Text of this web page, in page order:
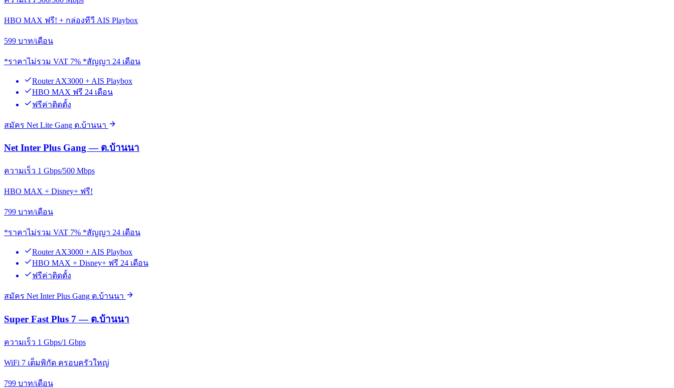
HBO MAX ฟรี! + กล่องทีวี AIS Playbox
599 บาท/เดือน
*ราคาไม่รวม VAT 7% *สัญญา 24 เดือน
Router AX3000 + AIS Playbox
HBO MAX ฟรี 24 เดือน
ฟรีค่าติดตั้ง
สมัคร Net Lite Gang ต.บ้านนา
Net Inter Plus Gang — ต.บ้านนา
ความเร็ว 1 Gbps/500 Mbps
HBO MAX + Disney+ ฟรี!
799 บาท/เดือน
*ราคาไม่รวม VAT 7% *สัญญา 24 เดือน
Router AX3000 + AIS Playbox
HBO MAX + Disney+ ฟรี 24 เดือน
ฟรีค่าติดตั้ง
สมัคร Net Inter Plus Gang ต.บ้านนา
Super Fast Plus 7 — ต.บ้านนา
ความเร็ว 1 Gbps/1 Gbps
WiFi 7 เต็มพิกัด ครอบครัวใหญ่
799 บาท/เดือน